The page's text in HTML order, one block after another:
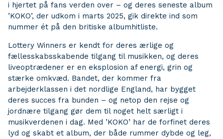
i hjertet på fans verden over – og deres seneste album
’KOKO’, der udkom i marts 2025, gik direkte ind som
nummer ét på den britiske albumhitliste.
Lottery Winners er kendt for deres ærlige og
fællesskabsskabende tilgang til musikken, og deres
liveoptrædener er en eksplosion af energi, grin og
stærke omkvæd. Bandet, der kommer fra
arbejderklassen i det nordlige England, har bygget
deres succes fra bunden – og netop den rejse og
jordnære tilgang gør dem til noget helt særligt i
musikverdenen i dag. Med ’KOKO’ har de forfinet deres
lyd og skabt et album, der både rummer dybde og leg,